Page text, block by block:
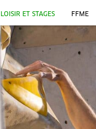
LOISIR ET STAGES FFME